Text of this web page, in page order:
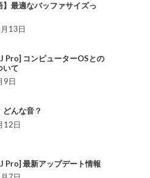
】最適なバッファサイズっ
13日
Pro] コンピューターOSとの
いて
9日
んな音？
12日
Pro] 最新アップデート情報